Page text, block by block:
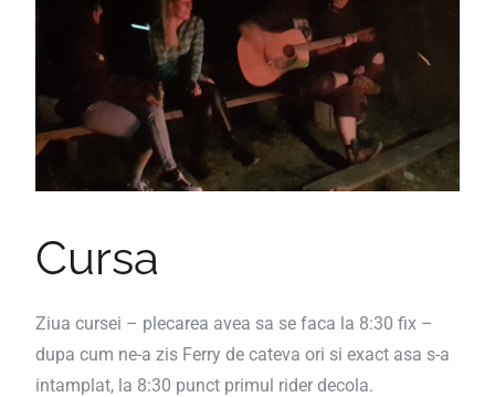
Cursa
Ziua cursei – plecarea avea sa se faca la 8:30 fix –
dupa cum ne-a zis Ferry de cateva ori si exact asa s-a
intamplat, la 8:30 punct primul rider decola.